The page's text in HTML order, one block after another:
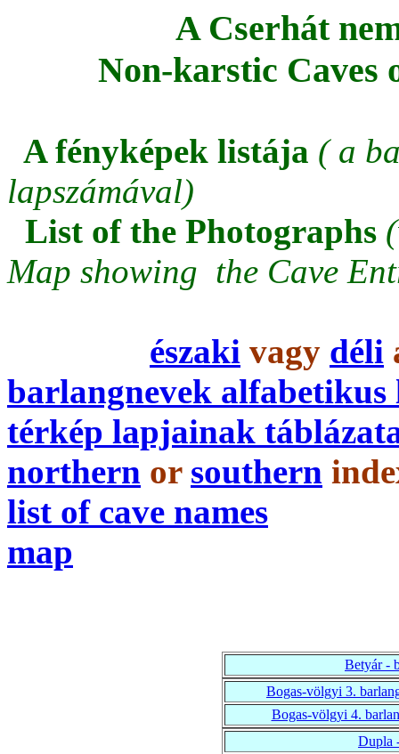
A Cserhát
Non-karstic Caves
A fényképek listája (a
lapszámával)
List of the Photographs
Map showing the Cave
északi vagy déli
barlangnevek alfabetikus
térkép lapjainak
northern or southern
list of cave names
map
Betyár -
Bogas-völgyi 3.
Bogas-völgyi 4.
Dupla